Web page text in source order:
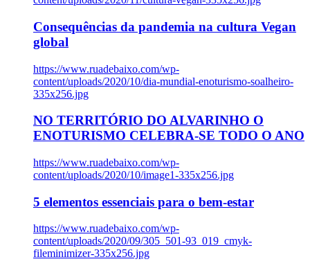
Consequências da pandemia na cultura Vegan
global
https://www.ruadebaixo.com/wp-
content/uploads/2020/10/dia-mundial-enoturismo-soalheiro-
335x256.jpg
NO TERRITÓRIO DO ALVARINHO O
ENOTURISMO CELEBRA-SE TODO O ANO
https://www.ruadebaixo.com/wp-
content/uploads/2020/10/image1-335x256.jpg
5 elementos essenciais para o bem-estar
https://www.ruadebaixo.com/wp-
content/uploads/2020/09/305_501-93_019_cmyk-
fileminimizer-335x256.jpg